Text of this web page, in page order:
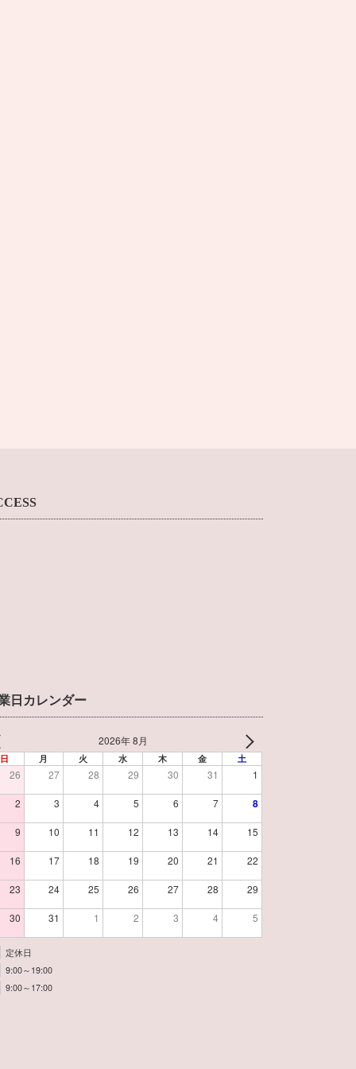
日カレンダー
2026年 8月
日 月 火 水 木 金 土
26 27 28 29 30 31 1
2 3 4 5 6 7 8
9 10 11 12 13 14 15
16 17 18 19 20 21 22
23 24 25 26 27 28 29
30 31 1 2 3 4 5
定休日
9:00～19:00
9:00～17:00